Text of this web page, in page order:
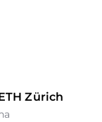
Zürich